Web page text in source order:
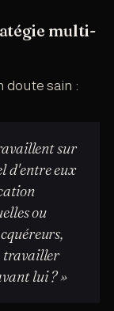
multi-
doute sain :
sur
d'entre eux
ou
travailler
lui ? »